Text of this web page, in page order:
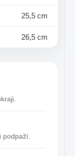
25,5 cm
26,5 cm
podpaží.